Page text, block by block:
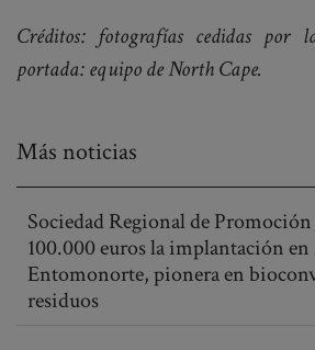
Créditos: fotografías cedidas por
portada: equipo de North Cape.
Más noticias
Sociedad Regional de Promoción
100.000 euros la implantación
Entomonorte, pionera en
residuos